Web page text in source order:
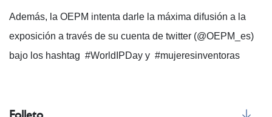
Además, la OEPM intenta darle la máxima difusión a la
exposición a través de su cuenta de twitter (@OEPM_es)
bajo los hashtag #WorldIPDay y #mujeresinventoras